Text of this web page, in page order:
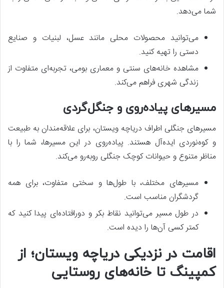
شما می‌دهد.
می‌توانید محصولات محلی مانند عسل، لبنیات و صنایع
دستی را تهیه کنید.
مشاهده خانه‌های سنتی و معماری بومی، تجربه‌ای متفاوت از
زندگی شهری فراهم می‌کند.
مسیرهای پیاده‌روی و جنگل‌گردی
مسیرهای جنگلی اطراف دریاچه ویستان، برای علاقه‌مندان به طبیعت
و کوه‌نوردی ایده‌آل هستند. پیاده‌روی در این مسیرها، شما را با
مناظر متنوع و حیوانات کوچک جنگلی روبه‌رو می‌کند.
مسیرهای مختلف، با طول‌ها و سختی متفاوت، برای همه
گردشگران مناسب است.
در طول مسیر می‌توانید نقاط بکر و دورافتاده‌ای پیدا کنید که
کمتر کسی آن‌ها را دیده است.
اقامت در نزدیکی دریاچه ویستان؛ از
کمپینگ تا خانه‌های روستایی